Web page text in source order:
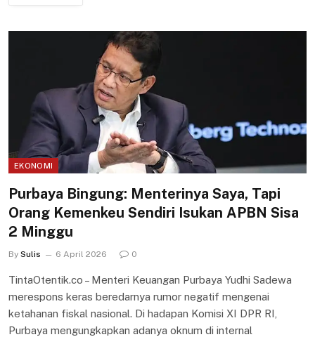
EKONOMI
Purbaya Bingung: Menterinya Saya, Tapi
Orang Kemenkeu Sendiri Isukan APBN Sisa
2 Minggu
By Sulis 6 April 2026 0
TintaOtentik.co – Menteri Keuangan Purbaya Yudhi Sadewa
merespons keras beredarnya rumor negatif mengenai
ketahanan fiskal nasional. Di hadapan Komisi XI DPR RI,
Purbaya mengungkapkan adanya oknum di internal